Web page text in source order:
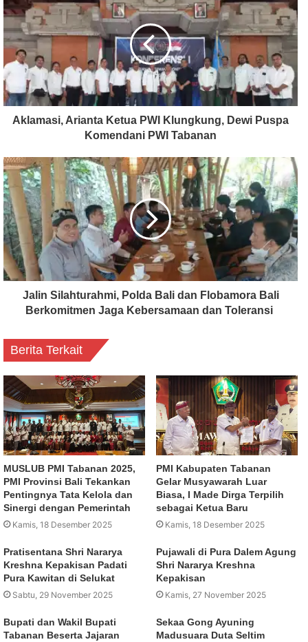
Aklamasi, Arianta Ketua PWI Klungkung, Dewi Puspa
Komendani PWI Tabanan
Jalin Silahturahmi, Polda Bali dan Flobamora Bali
Berkomitmen Jaga Kebersamaan dan Toleransi
Berita Terkait
MUSLUB PMI Tabanan 2025,
PMI Provinsi Bali Tekankan
Pentingnya Tata Kelola dan
Sinergi dengan Pemerintah
Kamis, 18 Desember 2025
PMI Kabupaten Tabanan
Gelar Musyawarah Luar
Biasa, I Made Dirga Terpilih
sebagai Ketua Baru
Kamis, 18 Desember 2025
Pratisentana Shri Nararya
Kreshna Kepakisan Padati
Pura Kawitan di Selukat
Sabtu, 29 November 2025
Pujawali di Pura Dalem Agung
Shri Nararya Kreshna
Kepakisan
Kamis, 27 November 2025
Bupati dan Wakil Bupati
Tabanan Beserta Jajaran
Sekaa Gong Ayuning
Madusuara Duta Seltim